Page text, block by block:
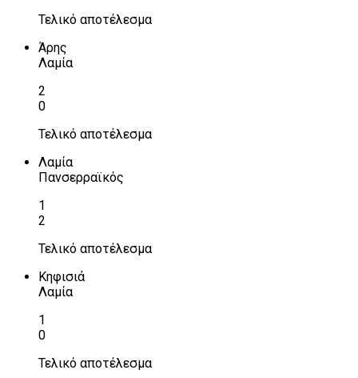
Τελικό αποτέλεσμα
Άρης
Λαμία
2
0
Τελικό αποτέλεσμα
Λαμία
Πανσερραϊκός
1
2
Τελικό αποτέλεσμα
Κηφισιά
Λαμία
1
0
Τελικό αποτέλεσμα